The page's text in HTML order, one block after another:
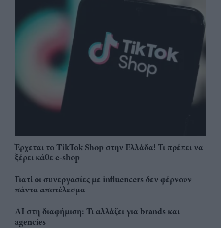
Έρχεται το TikTok Shop στην Ελλάδα! Τι πρέπει να
ξέρει κάθε e-shop
Γιατί οι συνεργασίες με influencers δεν φέρνουν
πάντα αποτέλεσμα
AI στη διαφήμιση: Τι αλλάζει για brands και
agencies